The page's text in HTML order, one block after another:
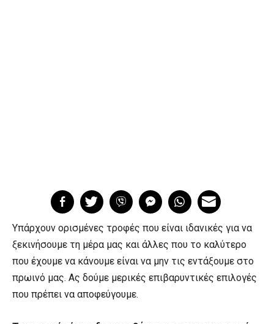
Υπάρχουν ορισμένες τροφές που είναι ιδανικές για να
ξεκινήσουμε τη μέρα μας και άλλες που το καλύτερο
που έχουμε να κάνουμε είναι να μην τις εντάξουμε στο
πρωινό μας. Ας δούμε μερικές επιβαρυντικές επιλογές
που πρέπει να αποφεύγουμε.